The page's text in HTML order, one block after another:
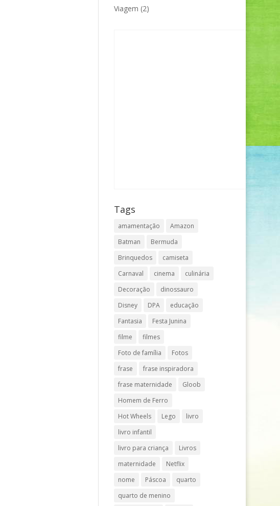
Viagem (2)
Tags
amamentação
Amazon
Batman
Bermuda
Brinquedos
camiseta
Carnaval
cinema
culinária
Decoração
dinossauro
Disney
DPA
educação
Fantasia
Festa Junina
filme
filmes
Foto de família
Fotos
frase
frase inspiradora
frase maternidade
Gloob
Homem de Ferro
Hot Wheels
Lego
livro
livro infantil
livro para criança
Livros
maternidade
Netflix
nome
Páscoa
quarto
quarto de menino